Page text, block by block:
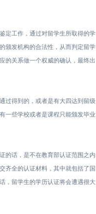
定工作，通过对留学生所取得的学
颁发机构的合法性，从而判定留学
的关系做一个权威的确认，最终出
过得到的，或者是有大四达到留级
一些学校或者是课程只能颁发毕业
的话，是不在教育部认证范围之内
齐全的认证材料，其中就包括了国
，留学生的学历认证将会遭遇很大